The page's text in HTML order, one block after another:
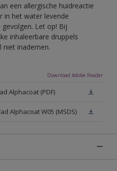
een allergische huidreactie
in het water levende
Let op! Bij
inhaleerbare druppels
niet inademen.
Download Adobe Reader
Alphacoat (PDF)
Alphacoat W05 (MSDS)